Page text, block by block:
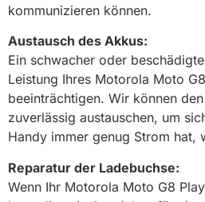
kommunizieren können.
Austausch des Akkus:
Ein schwacher oder
Leistung Ihres Motorola Moto
beeinträchtigen. Wir können
zuverlässig austauschen, um
Handy immer genug Strom hat,
Reparatur der Ladebuchse:
Wenn Ihr Motorola Moto G8